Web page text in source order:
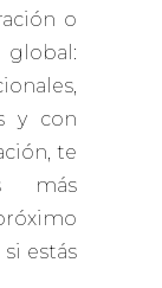
o
y con
te
más
estás